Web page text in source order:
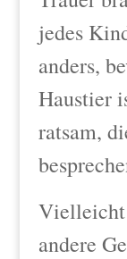
jedes
anders,
Haustier
ratsam,
Vielleicht
andere